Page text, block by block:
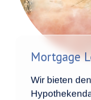
Mortgage
Wir bieten